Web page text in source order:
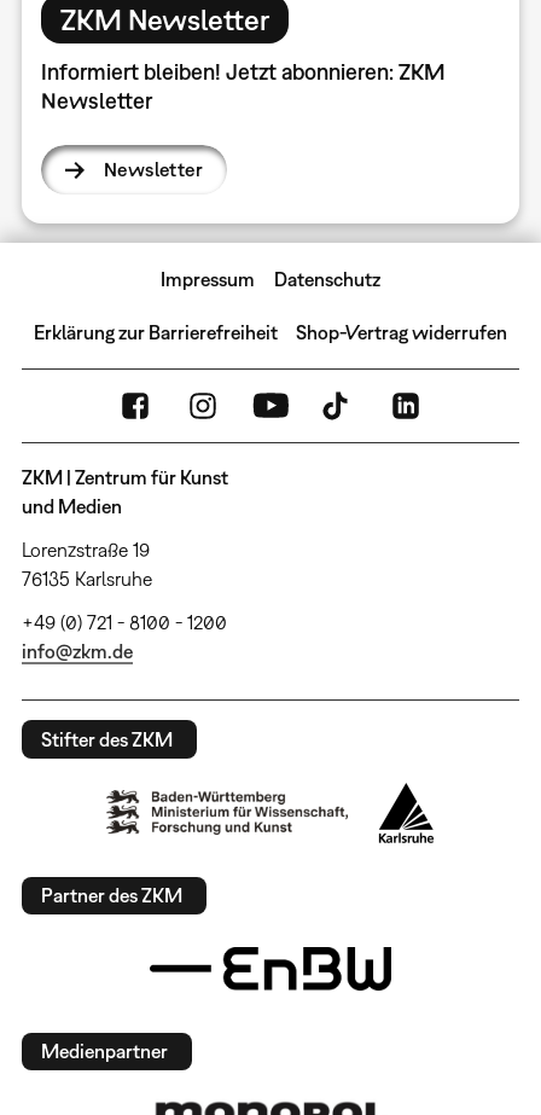
ZKM Newsletter
Informiert bleiben! Jetzt abonnieren: ZKM
Newsletter
Newsletter
Impressum Datenschutz
Erklärung zur Barrierefreiheit Shop-Vertrag widerrufen
ZKM | Zentrum für Kunst
und Medien
Lorenzstraße 19
76135 Karlsruhe
+49 (0) 721 - 8100 - 1200
info@zkm.de
Stifter des ZKM
Partner des ZKM
Medienpartner